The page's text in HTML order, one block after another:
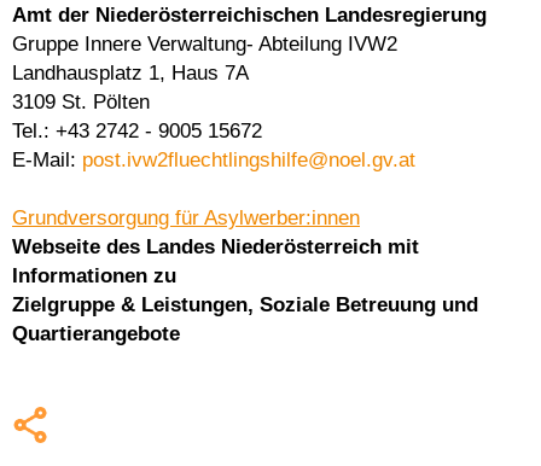
Amt der Niederösterreichischen Landesregierung
Gruppe Innere Verwaltung- Abteilung IVW2
Landhausplatz 1, Haus 7A
3109 St. Pölten
Tel.: +43 2742 - 9005 15672
E-Mail: post.ivw2fluechtlingshilfe@noel.gv.at
Grundversorgung für Asylwerber:innen
Webseite des Landes Niederösterreich mit
Informationen zu
Zielgruppe & Leistungen, Soziale Betreuung und
Quartierangebote